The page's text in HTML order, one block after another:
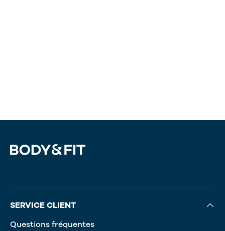
SERVICE CLIENT
Questions fréquentes